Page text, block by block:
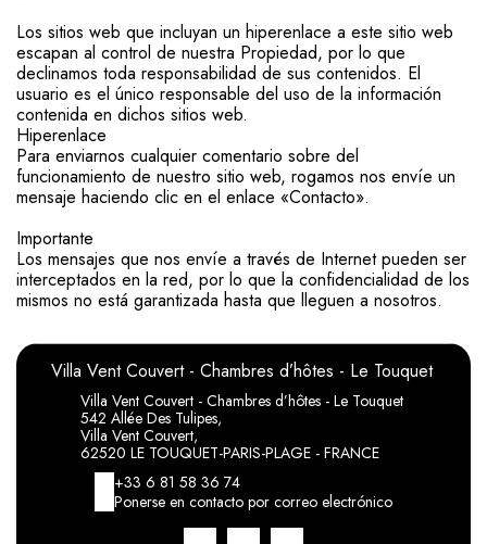
Los sitios web que incluyan un hiperenlace a este sitio web
escapan al control de nuestra Propiedad, por lo que
declinamos toda responsabilidad de sus contenidos. El
usuario es el único responsable del uso de la información
contenida en dichos sitios web.
Hiperenlace
Para enviarnos cualquier comentario sobre del
funcionamiento de nuestro sitio web, rogamos nos envíe un
mensaje haciendo clic en el enlace «Contacto».
Importante
Los mensajes que nos envíe a través de Internet pueden ser
interceptados en la red, por lo que la confidencialidad de los
mismos no está garantizada hasta que lleguen a nosotros.
Villa Vent Couvert - Chambres d’hôtes - Le Touquet
Villa Vent Couvert - Chambres d’hôtes - Le Touquet
542 Allée Des Tulipes,
Villa Vent Couvert,
62520 LE TOUQUET-PARIS-PLAGE - FRANCE
+33 6 81 58 36 74
Ponerse en contacto por correo electrónico